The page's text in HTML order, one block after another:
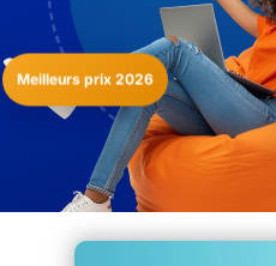
Meilleurs prix 2026